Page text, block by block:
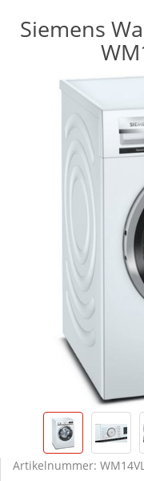
Siemens
Artikelnummer: